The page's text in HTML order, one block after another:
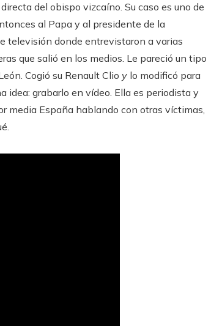
del obispo vizcaíno. Su caso es uno de
al Papa y al presidente de la
televisión donde entrevistaron a varias
que salió en los medios. Le pareció un tipo
Cogió su Renault Clio y lo modificó para
idea: grabarlo en vídeo. Ella es periodista y
media España hablando con otras víctimas,